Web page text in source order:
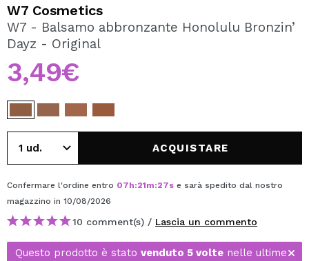
Creando un account su Maquibeauty.it potrai fare i tuoi
acquisti velocemente, controllare lo stato dei tuoi ordini e
CREARE UN ACCOUNT
W7 Cosmetics
W7 - Balsamo abbronzante Honolulu Bronzin’
Dayz - Original
3,49€
ACQUISTARE
Confermare l'ordine entro 07h:21m:27s e sarà spedito dal nostro
magazzino in 10/08/2026
10 comment(s) / Lascia un commento
Questo prodotto è stato venduto 5 volte nelle ultime